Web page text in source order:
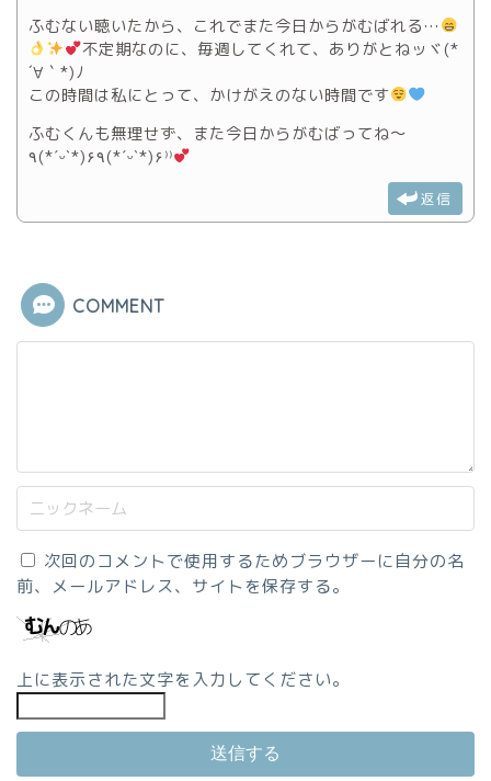
ふむない聴いたから、これでまた今日からがむばれる…
不定期なのに、毎週してくれて、ありがとねッヾ(*
´∀｀*)ﾉ
この時間は私にとって、かけがえのない時間です
ふむくんも無理せず、また今日からがむばってね〜
٩(*ˊᵕˋ*)۶٩(*ˊᵕˋ*)۶⁾⁾
返信
COMMENT
次回のコメントで使用するためブラウザーに自分の名
前、メールアドレス、サイトを保存する。
上に表示された文字を入力してください。